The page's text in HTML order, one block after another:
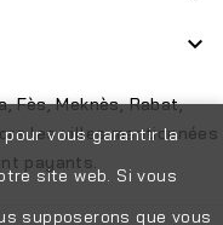

vous garantir la
site web. Si vous
supposerons que vous
Fès, Meknès, Rabat,
les villes mentionnées
payants.